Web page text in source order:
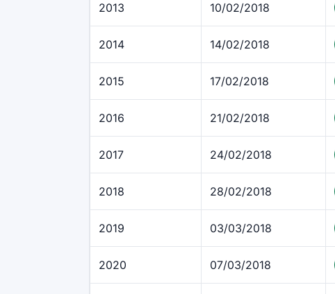
2013 10/02/2018
2014 14/02/2018
2015 17/02/2018
2016 21/02/2018
2017 24/02/2018
2018 28/02/2018
2019 03/03/2018
2020 07/03/2018